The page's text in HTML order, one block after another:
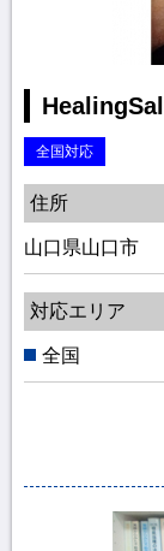
全国対応
住所
山口県山口市
対応エリア
全国